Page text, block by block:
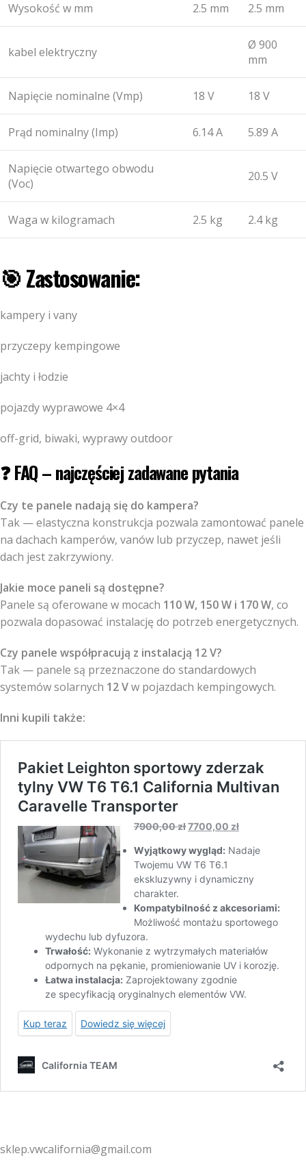
Wysokość w mm 2.5 mm 2.5 mm
kabel elektryczny
Ø 900
mm
Napięcie nominalne (Vmp) 18 V 18 V
Prąd nominalny (Imp) 6.14 A 5.89 A
Napięcie otwartego obwodu
(Voc)
20.5 V
Waga w kilogramach 2.5 kg 2.4 kg
🎯 Zastosowanie:
kampery i vany
przyczepy kempingowe
jachty i łodzie
pojazdy wyprawowe 4×4
off-grid, biwaki, wyprawy outdoor
❓ FAQ – najczęściej zadawane pytania
Czy te panele nadają się do kampera?
Tak — elastyczna konstrukcja pozwala zamontować panele
na dachach kamperów, vanów lub przyczep, nawet jeśli
dach jest zakrzywiony.
Jakie moce paneli są dostępne?
Panele są oferowane w mocach 110 W, 150 W i 170 W, co
pozwala dopasować instalację do potrzeb energetycznych.
Czy panele współpracują z instalacją 12 V?
Tak — panele są przeznaczone do standardowych
systemów solarnych 12 Vw pojazdach kempingowych.
Inni kupili także:
sklep.vwcalifornia@gmail.com